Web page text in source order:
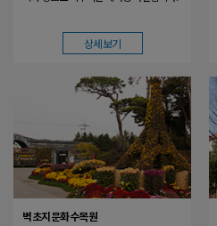
상세보기
벽초지문화수목원